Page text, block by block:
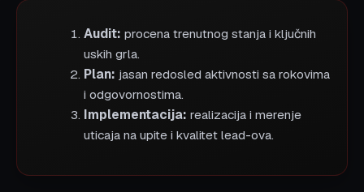
Audit: procena trenutnog stanja i ključnih
uskih grla.
Plan: jasan redosled aktivnosti sa rokovima
i odgovornostima.
Implementacija: realizacija i merenje
uticaja na upite i kvalitet lead-ova.